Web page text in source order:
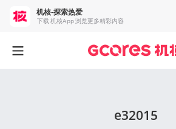
e32015
机核-探索热爱
下载 机核App 浏览更多精彩内容